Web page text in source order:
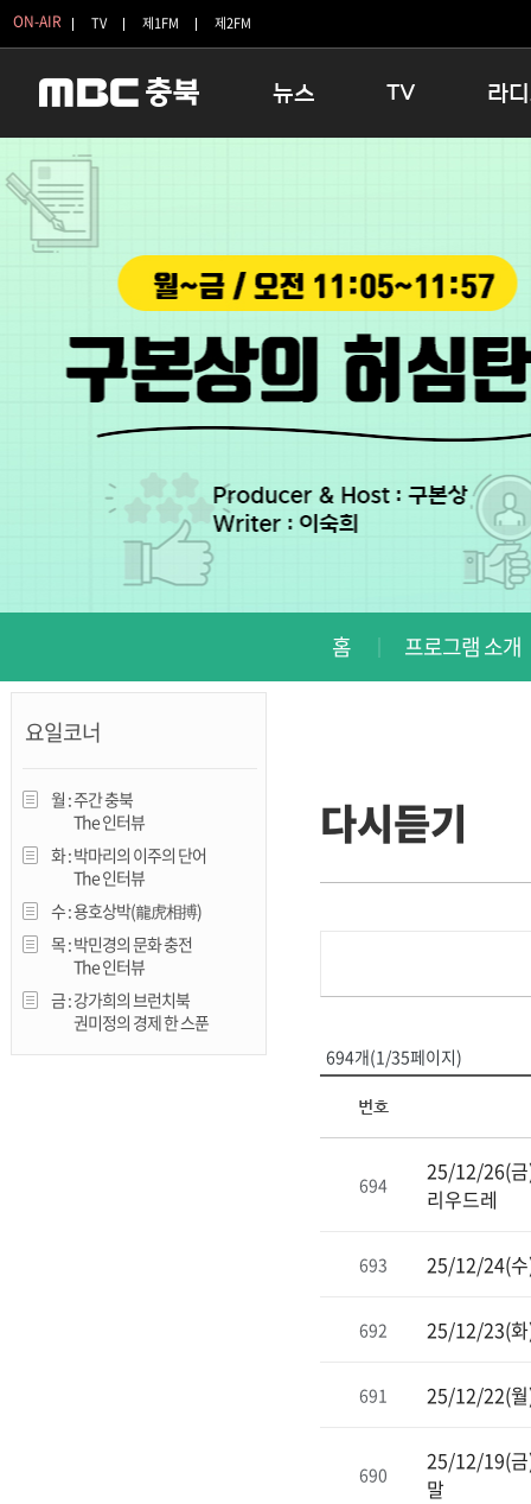
ON-AIR TV 제1FM 제2FM
뉴스
괴산
보은
영동
제천
증평
TV
충북 시사토론 창
시청자 FLEX
특집프로그램
라
우리 고
우리 고
홈 프로그램 소개
요일코너
월 :주간 충북
The 인터뷰
화 :박마리의 이주의 단어
The 인터뷰
수 :용호상박(龍虎相搏)
목 :박민경의 문화 충전
The 인터뷰
금 :강가희의 브런치북
권미정의 경제 한 스푼
다시듣기
694개(1/35페이지)
번호
694
25/12/26(금
리우드레
693 25/12/24(수
692 25/12/23(화
691 25/12/22(월
690
25/12/19(금
말